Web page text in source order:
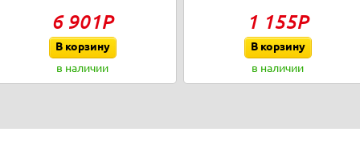
6 901Р
В корзину
в наличии
1 155Р
В корзину
в наличии